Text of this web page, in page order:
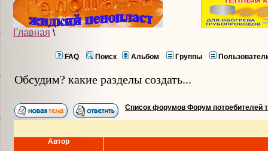
Главная \
FAQ Поиск Альбом Группы
Обсудим? какие разделы создать...
Список форумов Форум потребителей
Автор